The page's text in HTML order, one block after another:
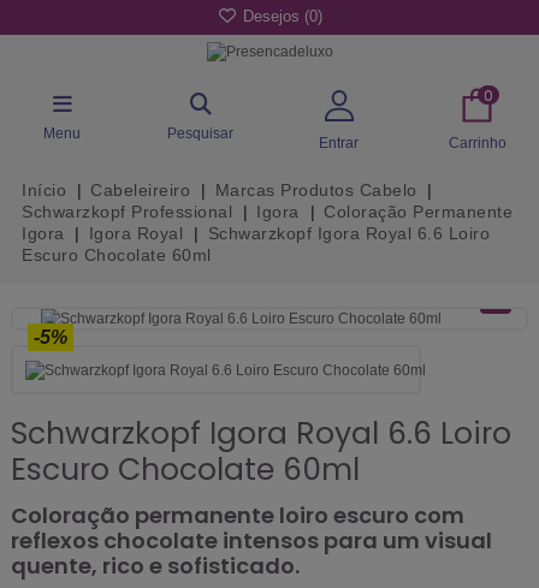
Desejos (0)
Menu Pesquisar
Entrar
0
Carrinho
Início Cabeleireiro
Marcas Produtos Cabelo
Schwarzkopf Professional
Igora
Coloração Permanente
Igora
Igora Royal
Schwarzkopf Igora Royal 6.6 Loiro
Escuro Chocolate 60ml
-5%
Schwarzkopf Igora Royal 6.6 Loiro
Escuro Chocolate 60ml
Coloração permanente loiro escuro com
reflexos chocolate intensos para um visual
quente, rico e sofisticado.